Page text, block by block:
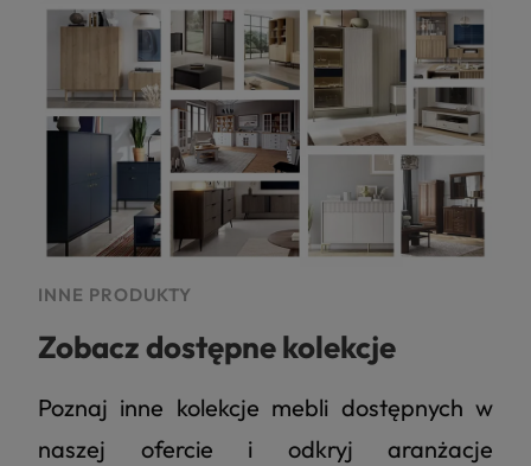
INNE PRODUKTY
Zobacz dostępne kolekcje
Poznaj inne kolekcje mebli dostępnych w
naszej ofercie i odkryj aranżacje